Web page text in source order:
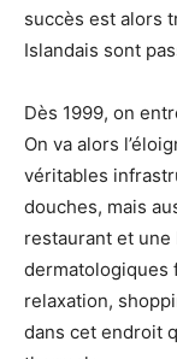
succès est alors
Islandais sont
Dès 1999, on
On va alors
véritables
douches, mais
restaurant et
dermatologiques
relaxation,
dans cet endroit